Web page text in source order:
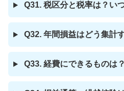
Q31. 税区分と税率は？い
Q32. 年間損益はどう集計
Q33. 経費にできるものは